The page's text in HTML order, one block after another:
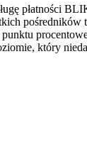
płatności
który